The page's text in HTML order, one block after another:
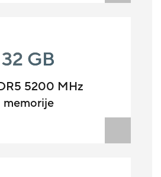
32 GB
5200 MHz
memorije